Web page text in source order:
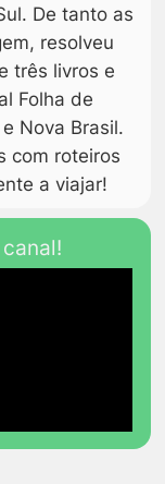
De tanto as
resolveu
três livros e
Folha de
Nova Brasil.
com roteiros
a viajar!